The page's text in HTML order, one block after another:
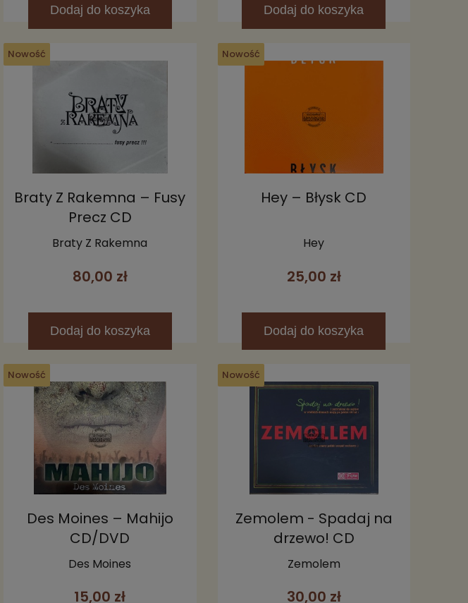
Dodaj do koszyka Dodaj do koszyka
Braty Z Rakemna – Fusy
Precz CD
Braty Z Rakemna
80,00 zł
Dodaj do koszyka
Nowość
Hey – Błysk CD
Hey
25,00 zł
Dodaj do koszyka
Nowość
Des Moines – Mahijo
CD/DVD
Des Moines
15,00 zł
Nowość
Zemolem - Spadaj na
drzewo! CD
Zemolem
30,00 zł
Nowość